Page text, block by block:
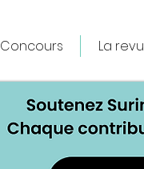
Concours La